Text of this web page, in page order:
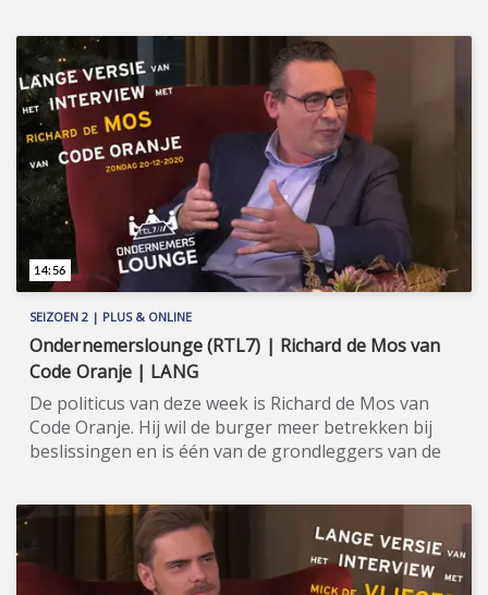
SEIZOEN 2 | PLUS & ONLINE
Ondernemerslounge (RTL7) | Richard de Mos van
Code Oranje | LANG
De politicus van deze week is Richard de Mos van
Code Oranje. Hij wil de burger meer betrekken bij
beslissingen en is één van de grondleggers van de
Nederlandse politieke beweging die in 2018
opgericht werd en die strijdt voor meer
zeggenschap voor de burger, door bijvoorbeeld
bindende referenda, burgertoppen en een
14:56